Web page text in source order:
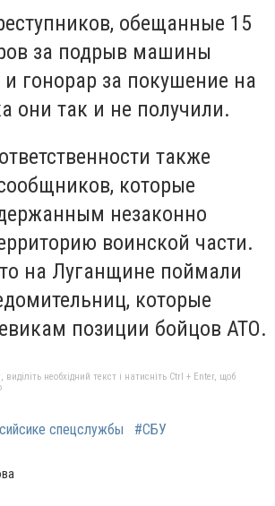
обещанные 15
за подрыв машины
гонорар за покушение на
они так и не получили.
также
которые
незаконно
воинской части.
на Луганщине поймали
которые
позиции бойцов АТО.
необхідний текст і натисніть Ctrl + Enter, щоб
спецслужбы #СБУ